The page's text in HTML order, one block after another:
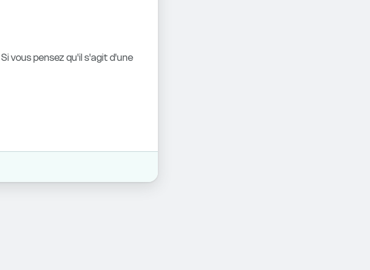
vous pensez qu'il s'agit d'une